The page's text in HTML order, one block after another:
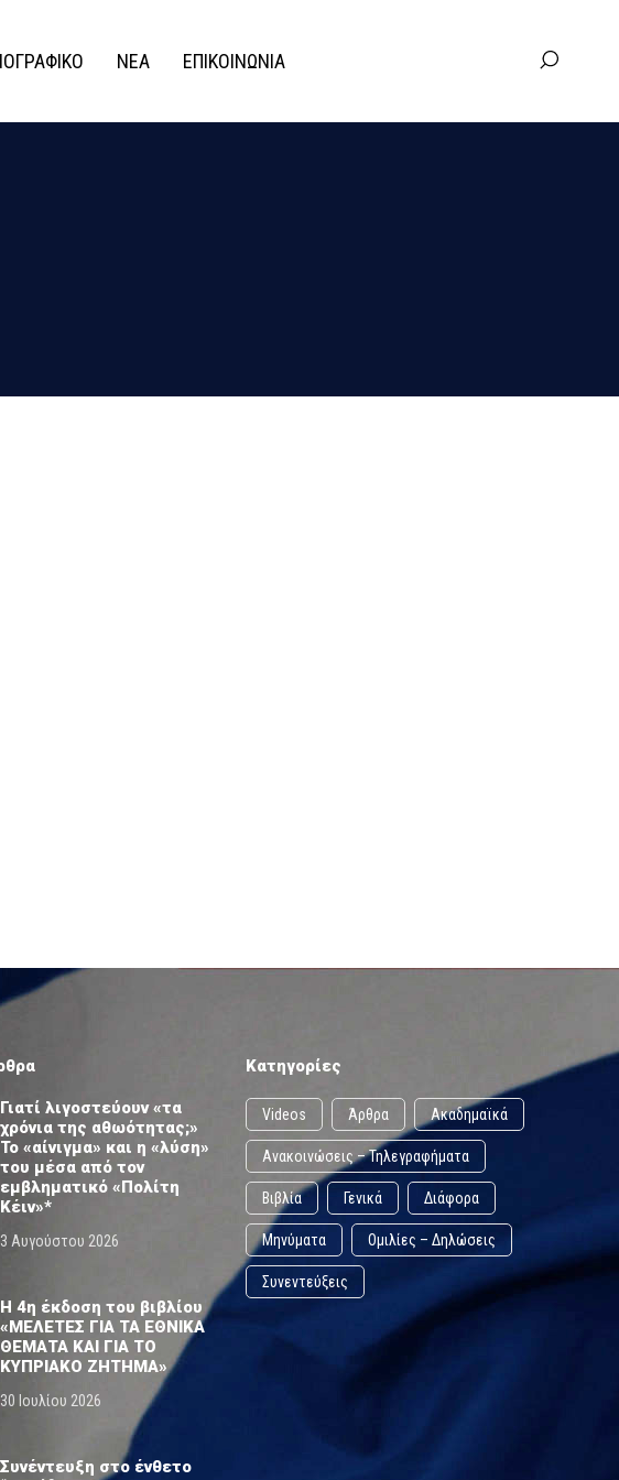
ΝΕΑ ΕΠΙΚΟΙΝΩΝΙΑ
Γιατί λιγοστεύουν «τα
χρόνια της αθωότητας;»
Το «αίνιγμα» και η «λύση»
του μέσα από τον
εμβληματικό «Πολίτη
Κέιν»*
3 Αυγούστου 2026
Η 4η έκδοση του βιβλίου
«ΜΕΛΕΤΕΣ ΓΙΑ ΤΑ ΕΘΝΙΚΑ
ΘΕΜΑΤΑ ΚΑΙ ΓΙΑ ΤΟ
ΚΥΠΡΙΑΚΟ ΖΗΤΗΜΑ»
30 Ιουλίου 2026
Συνέντευξη στο ένθετο
Κατηγορίες
Videos Άρθρα Ακαδημαϊκά
Ανακοινώσεις – Τηλεγραφήματα
Βιβλία Γενικά Διάφορα
Μηνύματα Ομιλίες – Δηλώσεις
Συνεντεύξεις